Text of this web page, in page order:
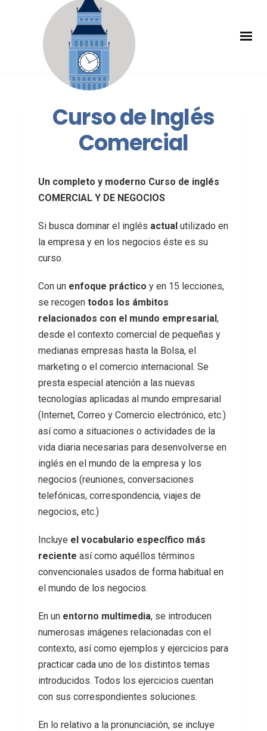
Curso de Inglés
Comercial
Un completo y moderno Curso de inglés
COMERCIAL Y DE NEGOCIOS
Si busca dominar el inglés actual utilizado en
la empresa y en los negocios éste es su
curso.
Con un enfoque práctico y en 15 lecciones,
se recogen todos los ámbitos
relacionados con el mundo empresarial,
desde el contexto comercial de pequeñas y
medianas empresas hasta la Bolsa, el
marketing o el comercio internacional. Se
presta especial atención a las nuevas
tecnologías aplicadas al mundo empresarial
(Internet, Correo y Comercio electrónico, etc.)
así como a situaciones o actividades de la
vida diaria necesarias para desenvolverse en
inglés en el mundo de la empresa y los
negocios (reuniones, conversaciones
telefónicas, correspondencia, viajes de
negocios, etc.)
Incluye el vocabulario específico más
reciente así como aquéllos términos
convencionales usados de forma habitual en
el mundo de los negocios.
En un entorno multimedia, se introducen
numerosas imágenes relacionadas con el
contexto, así como ejemplos y ejercicios para
practicar cada uno de los distintos temas
introducidos. Todos los ejercicios cuentan
con sus correspondientes soluciones.
En lo relativo a la pronunciación, se incluye